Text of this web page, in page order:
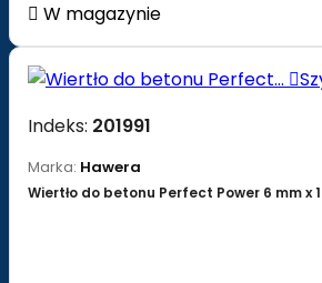
 W magazynie

Indeks: 201991
Marka: Hawera
Wiertło do betonu Perfect Power 6 mm x